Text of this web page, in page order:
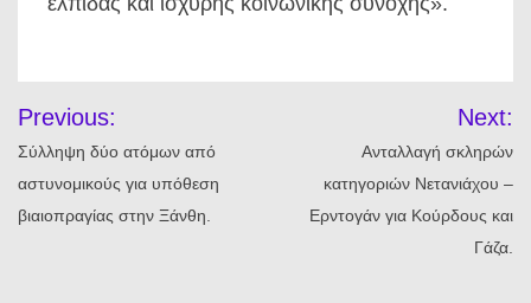
άρθρων
Previous:
Σύλληψη δύο ατόμων από
αστυνομικούς για υπόθεση
βιαιοπραγίας στην Ξάνθη.
Next:
Ανταλλαγή σκληρών
κατηγοριών Νετανιάχου –
Ερντογάν για Κούρδους και
Γάζα.